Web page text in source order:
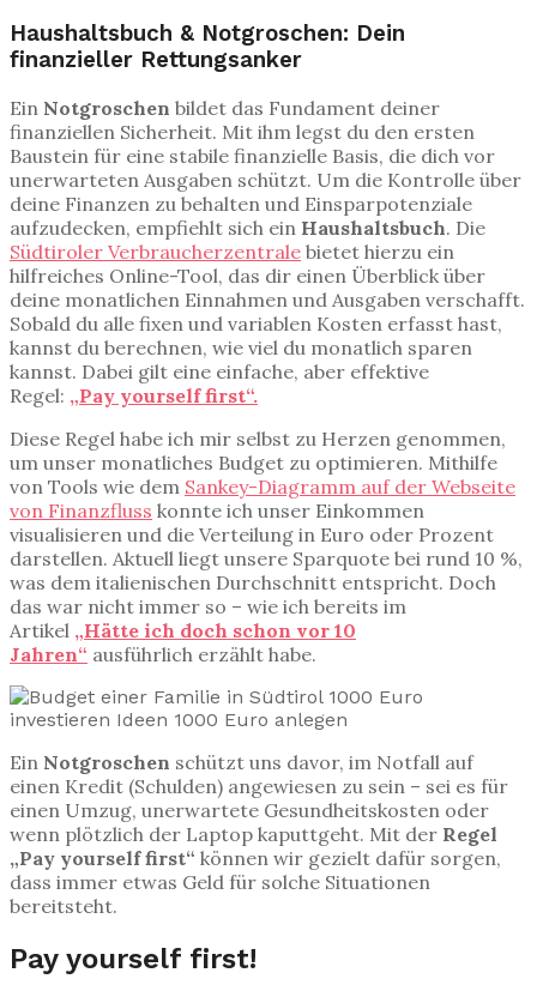
Haushaltsbuch & Notgroschen: Dein
finanzieller Rettungsanker
Ein Notgroschen bildet das Fundament deiner
finanziellen Sicherheit. Mit ihm legst du den ersten
Baustein für eine stabile finanzielle Basis, die dich vor
unerwarteten Ausgaben schützt. Um die Kontrolle über
deine Finanzen zu behalten und Einsparpotenziale
aufzudecken, empfiehlt sich ein Haushaltsbuch. Die
Südtiroler Verbraucherzentrale bietet hierzu ein
hilfreiches Online-Tool, das dir einen Überblick über
deine monatlichen Einnahmen und Ausgaben verschafft.
Sobald du alle fixen und variablen Kosten erfasst hast,
kannst du berechnen, wie viel du monatlich sparen
kannst. Dabei gilt eine einfache, aber effektive
Regel: „Pay yourself first“.
Diese Regel habe ich mir selbst zu Herzen genommen,
um unser monatliches Budget zu optimieren. Mithilfe
von Tools wie dem Sankey-Diagramm auf der Webseite
von Finanzfluss konnte ich unser Einkommen
visualisieren und die Verteilung in Euro oder Prozent
darstellen. Aktuell liegt unsere Sparquote bei rund 10 %,
was dem italienischen Durchschnitt entspricht. Doch
das war nicht immer so – wie ich bereits im
Artikel „Hätte ich doch schon vor 10
Jahren“ ausführlich erzählt habe.
Ein Notgroschen schützt uns davor, im Notfall auf
einen Kredit (Schulden) angewiesen zu sein – sei es für
einen Umzug, unerwartete Gesundheitskosten oder
wenn plötzlich der Laptop kaputtgeht. Mit der Regel
„Pay yourself first“ können wir gezielt dafür sorgen,
dass immer etwas Geld für solche Situationen
bereitsteht.
Pay yourself first!